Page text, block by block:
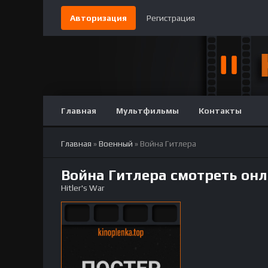
Авторизация Регистрация
Главная Мультфильмы Контакты
Главная »Военный » Война Гитлера
Война Гитлера смотреть
Hitler's War